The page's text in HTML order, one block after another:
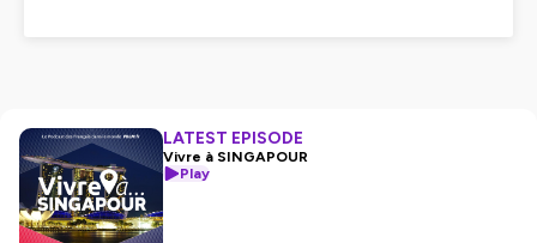
www.fdlm.fr| Radios & podcast sur la mobilité
internationale
Hébergé par Ausha. Visitez
confidentialite
LATEST EPISODE
Vivre à SINGAPOUR
Play